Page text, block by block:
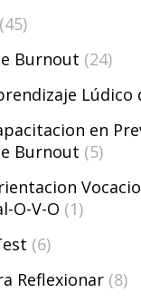
(45)
Burnout (24)
Lúdico
en
Burnout (5)
O-V-O (1)
(6)
Reflexionar (8)